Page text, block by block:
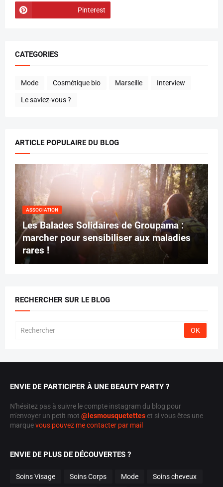
Pinterest
CATEGORIES
Mode Cosmétique bio Marseille Interview
Le saviez-vous ?
ARTICLE POPULAIRE DU BLOG
ASSOCIATION
Les Balades Solidaires de Groupama :
marcher pour sensibiliser aux maladies
rares !
RECHERCHER SUR LE BLOG
ENVIE DE PARTICIPER À UNE BEAUTY PARTY ?
N'hésitez pas à suivre le compte instagram du blog pour
m'envoyer un petit mot @lesmousquetetteset si vous êtes une
marquevous pouvez me contacter par mail
ENVIE DE PLUS DE DÉCOUVERTES ?
Soins Visage Soins Corps Mode Soins cheveux